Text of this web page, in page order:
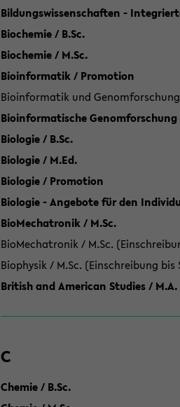
Bildungswissenschaften -
Biochemie / B.Sc.
Biochemie / M.Sc.
Bioinformatik / Promotion
Bioinformatik und Genomforschung
Bioinformatische Genomforschung
Biologie / B.Sc.
Biologie / M.Ed.
Biologie / Promotion
Biologie - Angebote für den
BioMechatronik / M.Sc.
BioMechatronik / M.Sc.
Biophysik / M.Sc. (Einschreibung bis
British and American Studies / M.A.
C
Chemie / B.Sc.